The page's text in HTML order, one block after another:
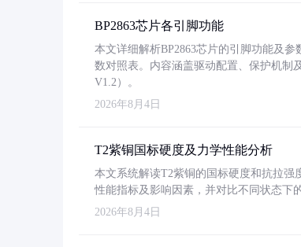
BP2863芯片各引脚功能
本文详细解析BP2863芯片的引脚功能及
数对照表。内容涵盖驱动配置、保护机制
V1.2）。
2026年8月4日
T2紫铜国标硬度及力学性能分析
本文系统解读T2紫铜的国标硬度和抗拉强
性能指标及影响因素，并对比不同状态下
2026年8月4日